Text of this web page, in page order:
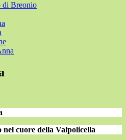
di Breonio
cuore della Valpolicella